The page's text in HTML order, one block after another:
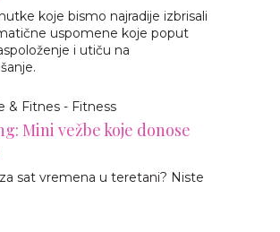
koje bismo najradije izbrisali
uspomene koje poput
i utiču na
& Fitnes - Fitness
Mini vežbe koje donose
sat vremena u teretani? Niste